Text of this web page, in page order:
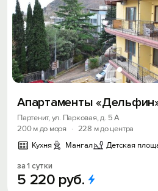
Апартаменты
Партенит, ул. Парковая, д. 5 А
200 м до моря
· 228 м до центра
Кухня
Мангал Детская
за 1 сутки
5 220 руб.
Получить